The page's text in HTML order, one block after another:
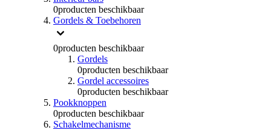
0producten beschikbaar
Gordels & Toebehoren
0producten beschikbaar
Gordels
0producten beschikbaar
Gordel accessoires
0producten beschikbaar
Pookknoppen
0producten beschikbaar
Schakelmechanisme